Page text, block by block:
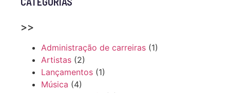
>>
Administração de carreiras (1)
Artistas (2)
Lançamentos (1)
Música (4)